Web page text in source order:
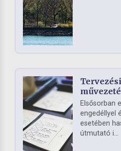
Elsősorban
engedéllyel
esetében
útmutató i...